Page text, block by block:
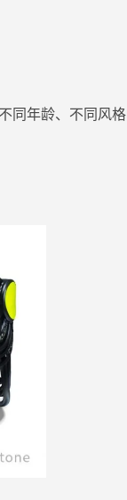
同年龄、不同风